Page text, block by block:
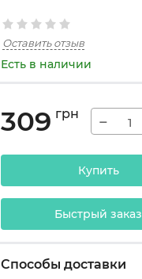
Оставить отзыв
Есть в наличии
309 грн −
Купить
Быстрый заказ
Способы доставки